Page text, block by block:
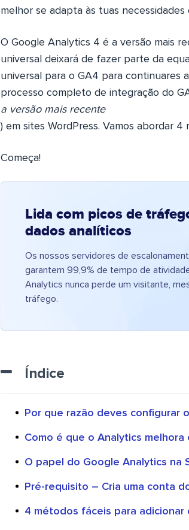
melhor se adapta às tuas
O Google Analytics 4 é a versão mais
universal deixará de fazer parte da
universal para o GA4 para continuares
processo completo de integração do
a versão mais recente
) em sites WordPress. Vamos abordar
Começa!
Lida com picos de
dados analíticos
Os nossos servidores de
garantem 99,9% de tempo de
Analytics nunca perde um visitante,
tráfego.
Índice
Por que razão deves configurar
Como é que o Analytics
O papel do Google Analytics na
Pré-requisito – Cria uma conta
4 métodos fáceis para adicionar